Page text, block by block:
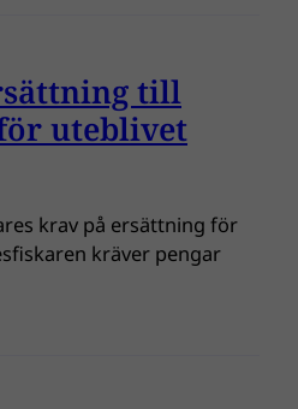
till
uteblivet
krav på ersättning för
kräver pengar